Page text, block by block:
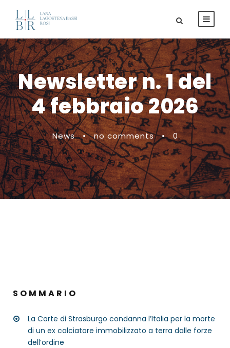
Newsletter n. 1 del
4 febbraio 2026
News • no comments • 0
SOMMARIO
La Corte di Strasburgo condanna l’Italia per la morte
di un ex calciatore immobilizzato a terra dalle forze
dell’ordine